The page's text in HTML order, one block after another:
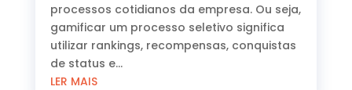
processos cotidianos da empresa. Ou seja,
gamificar um processo seletivo significa
utilizar rankings, recompensas, conquistas
de status e...
LER MAIS